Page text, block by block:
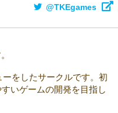
@TKEgames
をしたサークルです。初
いゲームの開発を目指し